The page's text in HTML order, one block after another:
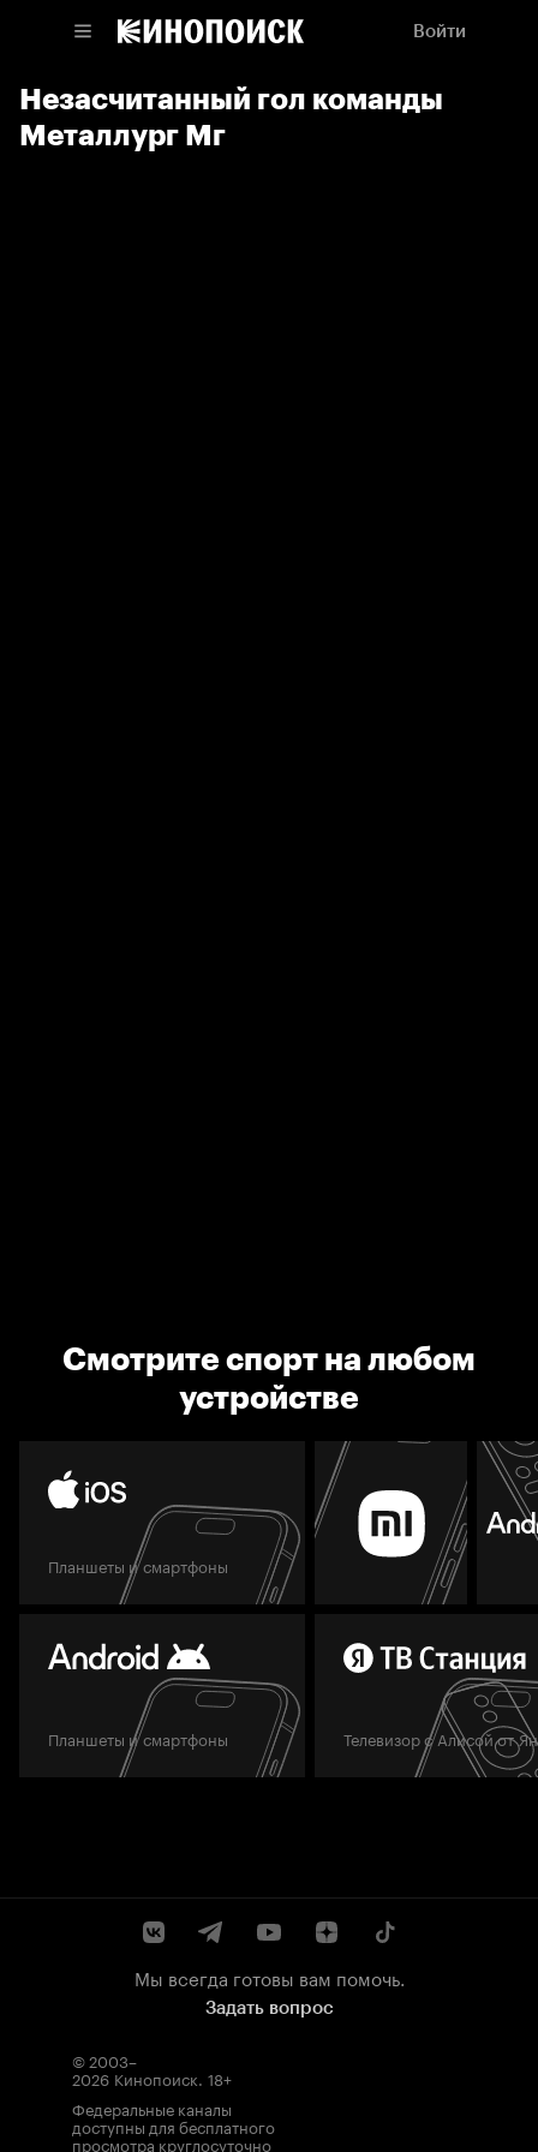
Войти
Незасчитанный гол команды
Металлург Мг
Смотрите спорт на любом
устройстве
Планшеты и смартфоны
Планшеты и смартфоны Телевизор с Алисой от
Мы всегда готовы вам помочь.
Задать вопрос
© 2003–
2026 Кинопоиск. 18+
Федеральные каналы
доступны для бесплатного
просмотра круглосуточно